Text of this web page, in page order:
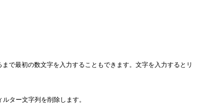
最初の数文字を入力することもできます。文字を入力するとリ
ター文字列を削除します。